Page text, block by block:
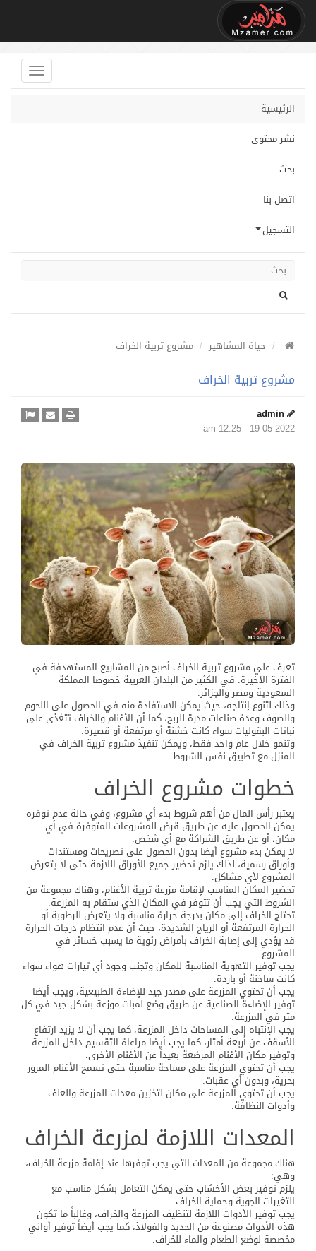
الرئيسية
نشر محتوى
بحث
اتصل بنا
التسجيل
حياة المشاهير مشروع تربية الخراف
مشروع تربية الخراف
admin
19-05-2022 - 12:25 am
تعرف علي مشروع تربية الخراف أصبح من المشاريع المستهدفة في
الفترة الأخيرة. في الكثير من البلدان العربية خصوصا المملكة
السعودية ومصر والجزائر.
وذلك لتنوع إنتاجه، حيث يمكن الاستفادة منه في الحصول على اللحوم
والصوف وعدة صناعات مدرة للربح، كما أن الأغنام والخراف تتغذى على
نباتات البقوليات سواء كانت خشنة أو مرتفعة أو قصيرة.
وتنمو خلال عام واحد فقط، ويمكن تنفيذ مشروع تربية الخراف في
المنزل مع تطبيق نفس الشروط.
خطوات مشروع الخراف
يعتبر رأس المال من أهم شروط بدء أي مشروع، وفي حالة عدم توفره
يمكن الحصول عليه عن طريق قرض للمشروعات المتوفرة في أي
مكان، أو عن طريق الشراكة مع أي شخص.
لا يمكن بدء مشروع أيضا بدون الحصول على تصريحات ومستندات
وأوراق رسمية، لذلك يلزم تحضير جميع الأوراق اللازمة حتى لا يتعرض
المشروع لأي مشاكل.
تحضير المكان المناسب لإقامة مزرعة تربية الأغنام، وهناك مجموعة من
الشروط التي يجب أن تتوفر في المكان الذي ستقام به المزرعة:
تحتاج الخراف إلى مكان بدرجة حرارة مناسبة ولا يتعرض للرطوبة أو
الحرارة المرتفعة أو الرياح الشديدة، حيث أن عدم انتظام درجات الحرارة
قد يؤدي إلى إصابة الخراف بأمراض رئوية ما يسبب خسائر في
المشروع.
يجب توفير التهوية المناسبة للمكان وتجنب وجود أي تيارات هواء سواء
كانت ساخنة أو باردة.
يجب أن تحتوي المزرعة على مصدر جيد للإضاءة الطبيعية، ويجب أيضا
توفير الإضاءة الصناعية عن طريق وضع لمبات موزعة بشكل جيد في كل
متر في المزرعة.
يجب الإنتباه إلى المساحات داخل المزرعة، كما يجب أن لا يزيد ارتفاع
الأسقف عن أربعة أمتار، كما يجب أيضا مراعاة التقسيم داخل المزرعة
وتوفير مكان الأغنام المرضعة بعيداً عن الأغنام الأخرى.
يجب أن تحتوي المزرعة على مساحة مناسبة حتى تسمح الأغنام المرور
بحرية، وبدون أي عقبات.
يجب أن تحتوي المزرعة على مكان لتخزين معدات المزرعة والعلف
وأدوات النظافة.
المعدات اللازمة لمزرعة الخراف
هناك مجموعة من المعدات التي يجب توفرها عند إقامة مزرعة الخراف،
وهي:
يلزم توفير بعض الأخشاب حتى يمكن التعامل بشكل مناسب مع
التغيرات الجوية وحماية الخراف.
يجب توفير الأدوات اللازمة لتنظيف المزرعة والخراف، وغالباً ما تكون
هذه الأدوات مصنوعة من الحديد والفولاذ، كما يجب أيضاً توفير أواني
مخصصة لوضع الطعام والماء للخراف.